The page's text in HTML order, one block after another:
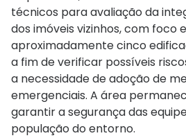
técnicos para avaliação da
dos imóveis vizinhos, com foco
aproximadamente cinco
a fim de verificar possíveis
a necessidade de adoção de
emergenciais. A área
garantir a segurança das
população do entorno.